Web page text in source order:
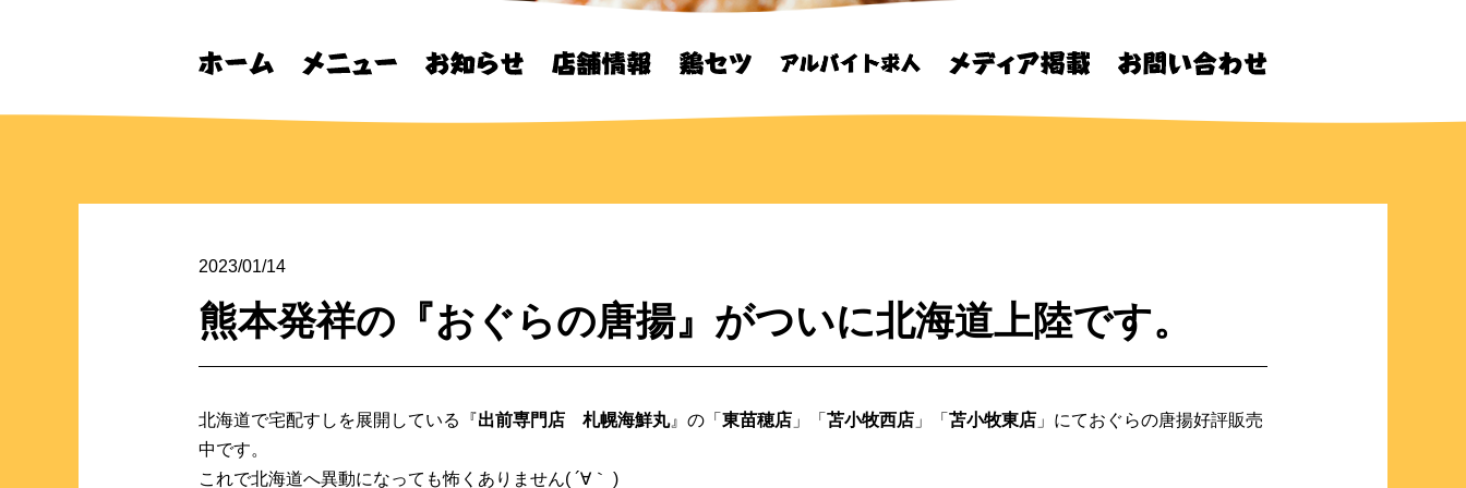
2023/01/14
熊本発祥の『おぐらの唐揚』がついに北海道上陸です。
北海道で宅配すしを展開している『出前専門店 札幌海鮮丸』の「 東苗穂店 」「 苫小牧西店 」「 苫小牧東店 」にておぐらの唐揚好評販売
中です。
これで北海道へ異動になっても怖くありません( ´∀｀ )